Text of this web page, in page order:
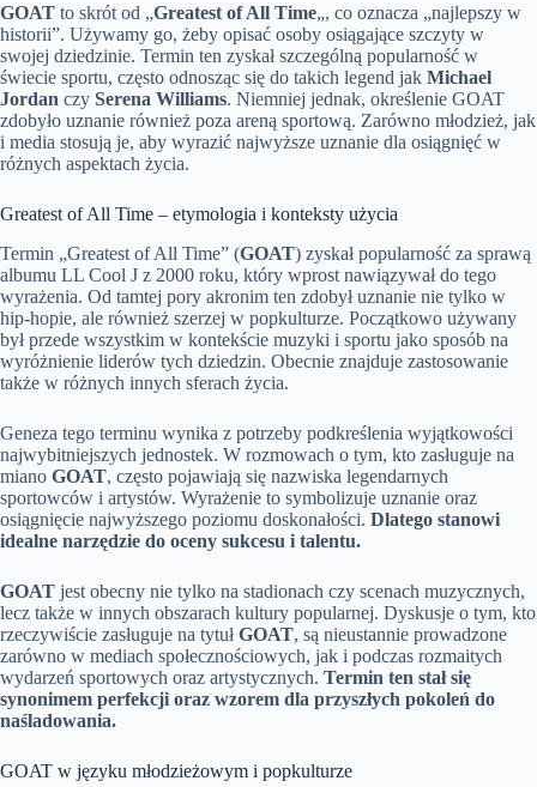
GOAT to skrót od „Greatest of All Time„, co oznacza „najlepszy w
historii”. Używamy go, żeby opisać osoby osiągające szczyty w
swojej dziedzinie. Termin ten zyskał szczególną popularność w
świecie sportu, często odnosząc się do takich legend jak Michael
Jordan czy Serena Williams. Niemniej jednak, określenie GOAT
zdobyło uznanie również poza areną sportową. Zarówno młodzież, jak
i media stosują je, aby wyrazić najwyższe uznanie dla osiągnięć w
różnych aspektach życia.
Greatest of All Time – etymologia i konteksty użycia
Termin „Greatest of All Time” (GOAT) zyskał popularność za sprawą
albumu LL Cool J z 2000 roku, który wprost nawiązywał do tego
wyrażenia. Od tamtej pory akronim ten zdobył uznanie nie tylko w
hip-hopie, ale również szerzej w popkulturze. Początkowo używany
był przede wszystkim w kontekście muzyki i sportu jako sposób na
wyróżnienie liderów tych dziedzin. Obecnie znajduje zastosowanie
także w różnych innych sferach życia.
Geneza tego terminu wynika z potrzeby podkreślenia wyjątkowości
najwybitniejszych jednostek. W rozmowach o tym, kto zasługuje na
miano GOAT, często pojawiają się nazwiska legendarnych
sportowców i artystów. Wyrażenie to symbolizuje uznanie oraz
osiągnięcie najwyższego poziomu doskonałości. Dlatego stanowi
idealne narzędzie do oceny sukcesu i talentu.
GOAT jest obecny nie tylko na stadionach czy scenach muzycznych,
lecz także w innych obszarach kultury popularnej. Dyskusje o tym, kto
rzeczywiście zasługuje na tytułGOAT, są nieustannie prowadzone
zarówno w mediach społecznościowych, jak i podczas rozmaitych
wydarzeń sportowych oraz artystycznych. Termin ten stał się
synonimem perfekcji oraz wzorem dla przyszłych pokoleń do
naśladowania.
GOAT w języku młodzieżowym i popkulturze